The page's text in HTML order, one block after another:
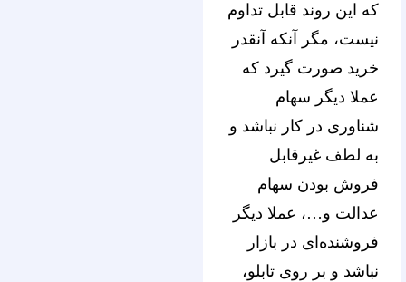
که این روند قابل تداوم
نیست، مگر آنکه آنقدر
خرید صورت گیرد که
عملا دیگر سهام
شناوری در کار نباشد و
به لطف غیرقابل
فروش بودن سهام
عدالت و…، عملا دیگر
فروشنده‌ای در بازار
نباشد و بر روی تابلو،